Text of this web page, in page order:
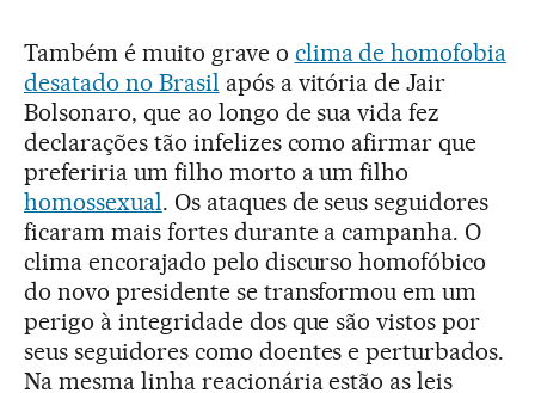
Também é muito grave o clima de homofobia
desatado no Brasil após a vitória de Jair
Bolsonaro, que ao longo de sua vida fez
declarações tão infelizes como afirmar que
preferiria um filho morto a um filho
homossexual. Os ataques de seus seguidores
ficaram mais fortes durante a campanha. O
clima encorajado pelo discurso homofóbico
do novo presidente se transformou em um
perigo à integridade dos que são vistos por
seus seguidores como doentes e perturbados.
Na mesma linha reacionária estão as leis